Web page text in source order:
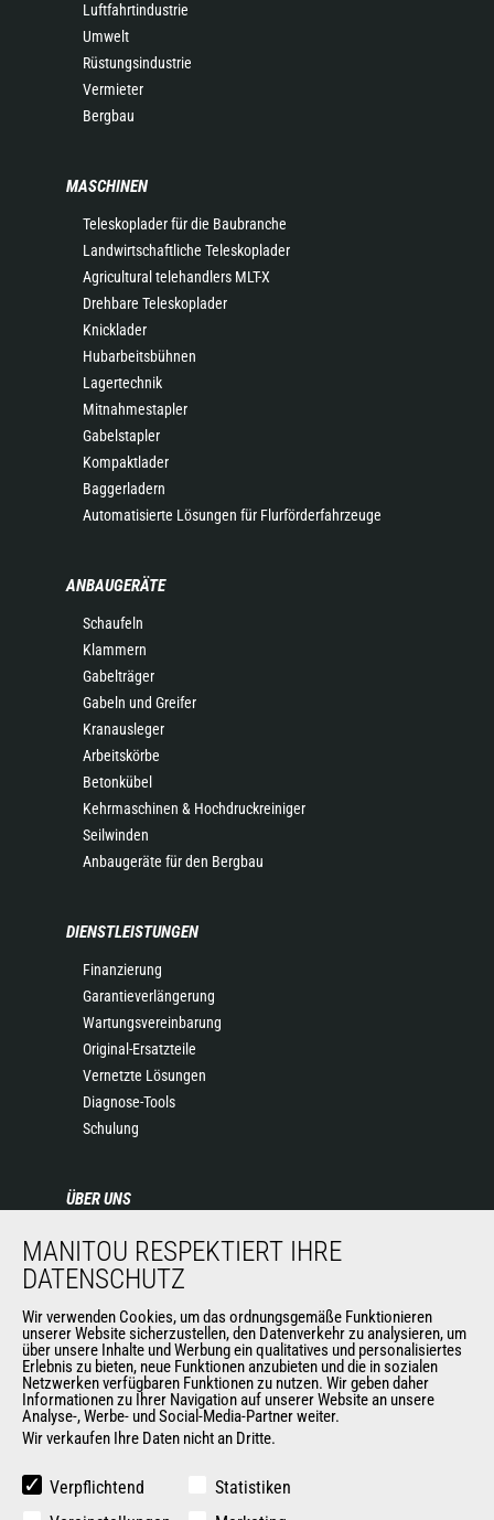
Luftfahrtindustrie
Umwelt
Rüstungsindustrie
Vermieter
Bergbau
MASCHINEN
Teleskoplader für die Baubranche
Landwirtschaftliche Teleskoplader
Agricultural telehandlers MLT-X
Drehbare Teleskoplader
Knicklader
Hubarbeitsbühnen
Lagertechnik
Mitnahmestapler
Gabelstapler
Kompaktlader
Baggerladern
Automatisierte Lösungen für Flurförderfahrzeuge
ANBAUGERÄTE
Schaufeln
Klammern
Gabelträger
Gabeln und Greifer
Kranausleger
Arbeitskörbe
Betonkübel
Kehrmaschinen & Hochdruckreiniger
Seilwinden
Anbaugeräte für den Bergbau
DIENSTLEISTUNGEN
Finanzierung
Garantieverlängerung
Wartungsvereinbarung
Original-Ersatzteile
Vernetzte Lösungen
Diagnose-Tools
Schulung
ÜBER UNS
Kontakt
Impressum
Datenschutz
Veranstaltungen
Neuigkeiten
Geschichte
MANITOU RESPEKTIERT IHRE
DATENSCHUTZ
Wir verwenden Cookies, um das ordnungsgemäße Funktionieren
unserer Website sicherzustellen, den Datenverkehr zu analysieren, um
über unsere Inhalte und Werbung ein qualitatives und personalisiertes
Erlebnis zu bieten, neue Funktionen anzubieten und die in sozialen
Netzwerken verfügbaren Funktionen zu nutzen. Wir geben daher
Informationen zu Ihrer Navigation auf unserer Website an unsere
Analyse-, Werbe- und Social-Media-Partner weiter.
Wir verkaufen Ihre Daten nicht an Dritte.
Verpflichtend
Statistiken